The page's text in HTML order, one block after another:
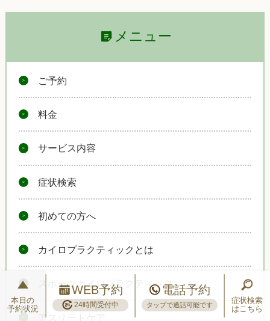
メニュー
ご予約
料金
サービス内容
症状検索
初めての方へ
カイロプラクティックとは
スポーツカイロプラクティック
アスリートケア
本日の
予約状況
WEB予約
24時間受付中
電話予約
タップで通話可能です
症状検索
はこちら